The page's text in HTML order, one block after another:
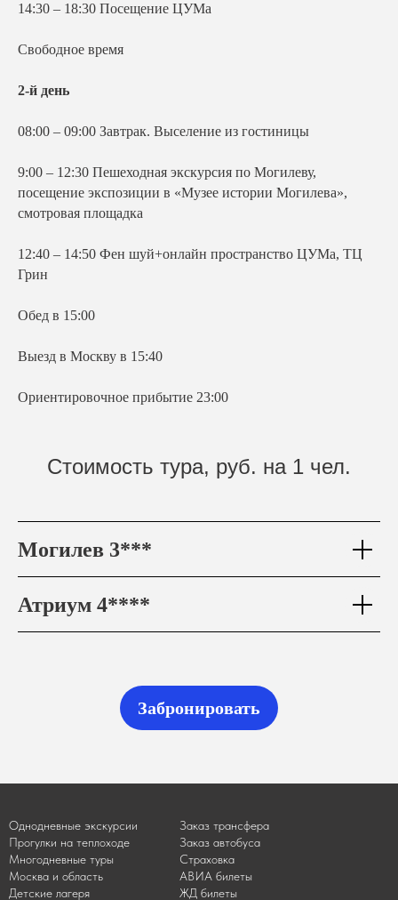
14:30 – 18:30 Посещение ЦУМа
Свободное время
2-й день
08:00 – 09:00 Завтрак. Выселение из гостиницы
9:00 – 12:30 Пешеходная экскурсия по Могилеву,
посещение экспозиции в «Музее истории Могилева»,
смотровая площадка
12:40 – 14:50 Фен шуй+онлайн пространство ЦУМа, ТЦ
Грин
Обед в 15:00
Выезд в Москву в 15:40
Ориентировочное прибытие 23:00
Стоимость тура, руб. на 1 чел.
Могилев 3***
Атриум 4****
Забронировать
Многодневные туры
Однодневные экскурсии
Детские лагеря
Москва и область
Страховка
АВИА билеты
ЖД билеты
Заказ трансфера
Заказ автобуса
Прогулки на теплоходе